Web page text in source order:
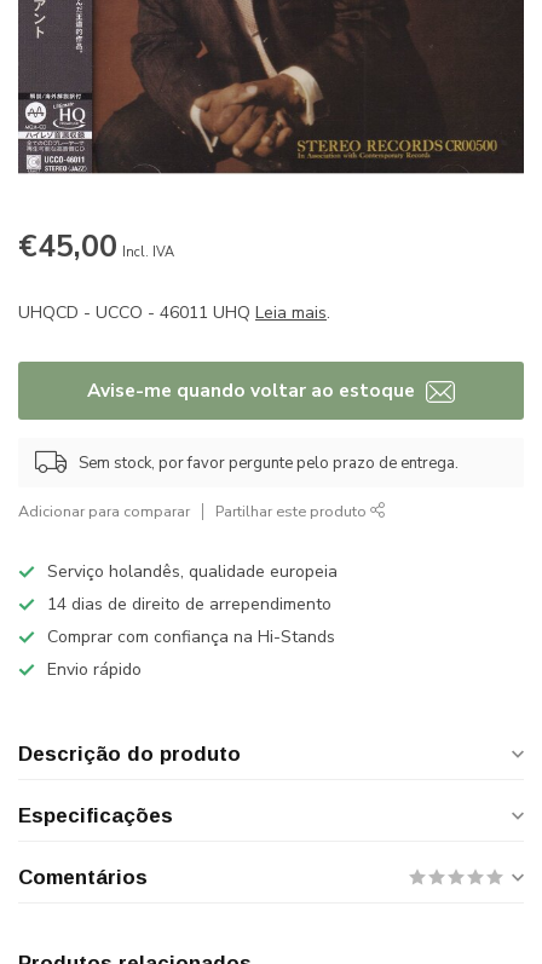
€45,00 Incl. IVA
UHQCD - UCCO - 46011 UHQ Leia mais.
Avise-me quando voltar ao estoque
Sem stock, por favor pergunte pelo prazo de entrega.
Adicionar para comparar Partilhar este produto
Serviço holandês, qualidade europeia
14 dias de direito de arrependimento
Comprar com confiança na Hi-Stands
Envio rápido
Descrição do produto
Especificações
Comentários